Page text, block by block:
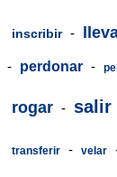
inscribir -
- perdonar -
rogar - salir
transferir - velar